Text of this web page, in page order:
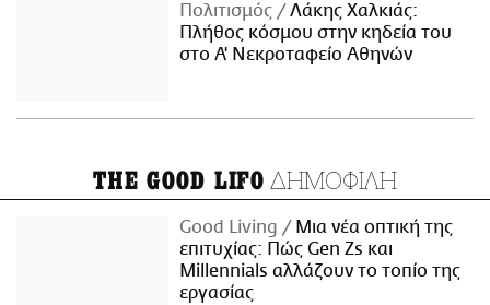
Πολιτισμός
Λάκης Χαλκιάς:
Πλήθος κόσμου στην κηδεία του
στο Α' Νεκροταφείο Αθηνών
THE GOOD LIFO ΔΗΜΟΦΙΛΗ
Good Living
Μια νέα οπτική της
επιτυχίας: Πώς Gen Zs και
Millennials αλλάζουν το τοπίο της
εργασίας